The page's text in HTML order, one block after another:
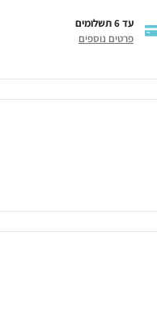
עד 6 תשלומים
פרטים נוספים